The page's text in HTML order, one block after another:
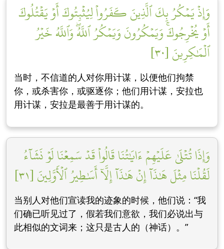
وَإِذۡ يَمۡكُرُ بِكَ ٱلَّذِينَ كَفَرُواْ لِيُثۡبِتُوكَ أَوۡ يَقۡتُلُوكَ
أَوۡ يُخۡرِجُوكَۚ وَيَمۡكُرُونَ وَيَمۡكُرُ ٱللَّهُۖ وَٱللَّهُ خَيۡرُ
ٱلۡمَٰكِرِينَ [٣٠]
当时，不信道的人对你用计谋，以便他们拘禁
你，或杀害你，或驱逐你；他们用计谋，安拉也
用计谋，安拉是最善于用计谋的。
وَإِذَا تُتۡلَىٰ عَلَيۡهِمۡ ءَايَٰتُنَا قَالُواْ قَدۡ سَمِعۡنَا لَوۡ نَشَآءُ
لَقُلۡنَا مِثۡلَ هَٰذَآ إِنۡ هَٰذَآ إِلَّآ أَسَٰطِيرُ ٱلۡأَوَّلِينَ [٣١]
当别人对他们宣读我的迹象的时候，他们说：“我
们确已听见过了，假若我们意欲，我们必说出与
此相似的文词来；这只是古人的（神话）。”